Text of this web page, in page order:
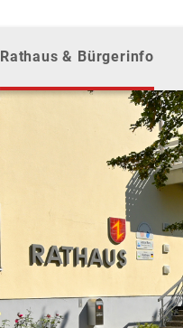
Rathaus & Bürgerinfo